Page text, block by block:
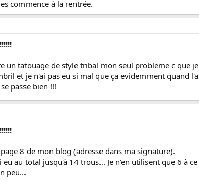
commence à la rentrée.
un tatouage de style tribal mon seul probleme c que
et je n'ai pas eu si mal que ça evidemment quand
passe bien !!!
8 de mon blog (adresse dans ma signature).
eu au total jusqu'à 14 trous... Je n'en utilisent que 6 à
peu...